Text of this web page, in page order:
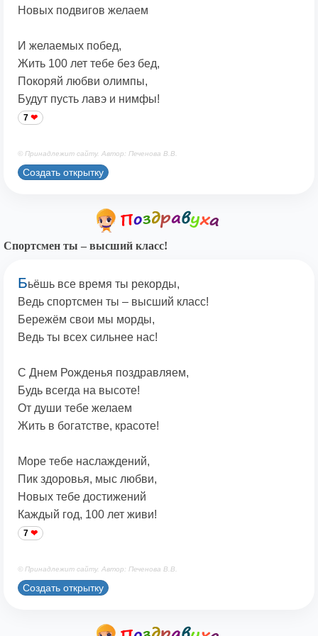
Новых подвигов желаем
И желаемых побед,
Жить 100 лет тебе без бед,
Покоряй любви олимпы,
Будут пусть лавэ и нимфы!
7
© Принадлежит сайту. Автор: Печенова В.В.
Создать открытку
Спортсмен ты – высший класс!
Бьёшь все время ты рекорды,
Ведь спортсмен ты – высший класс!
Бережём свои мы морды,
Ведь ты всех сильнее нас!
С Днем Рожденья поздравляем,
Будь всегда на высоте!
От души тебе желаем
Жить в богатстве, красоте!
Море тебе наслаждений,
Пик здоровья, мыс любви,
Новых тебе достижений
Каждый год, 100 лет живи!
7
© Принадлежит сайту. Автор: Печенова В.В.
Создать открытку